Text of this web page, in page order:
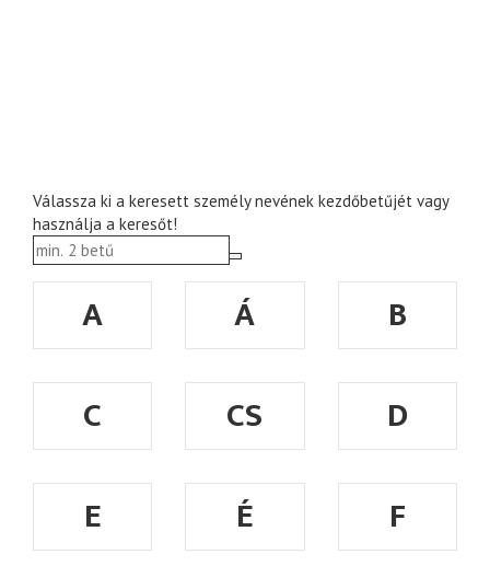
Válassza ki a keresett személy nevének kezdőbetűjét vagy
használja a keresőt!
A Á
B
C
CS
D
E
É
F